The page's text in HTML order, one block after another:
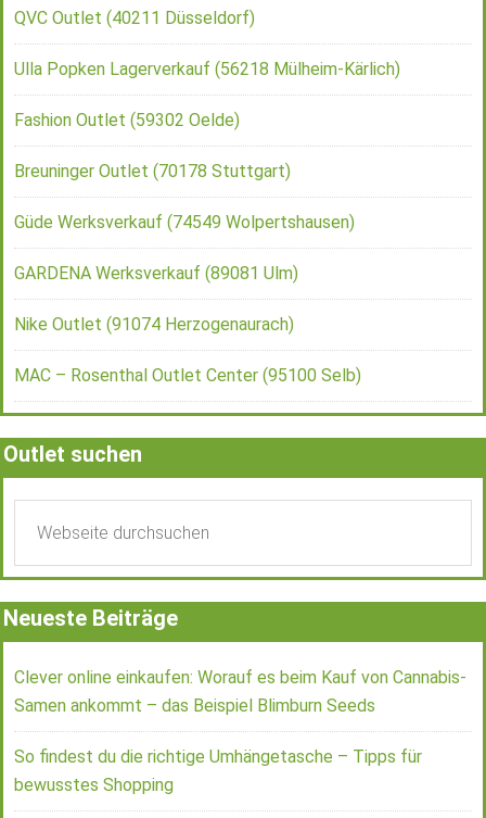
QVC Outlet (40211 Düsseldorf)
Ulla Popken Lagerverkauf (56218 Mülheim-Kärlich)
Fashion Outlet (59302 Oelde)
Breuninger Outlet (70178 Stuttgart)
Güde Werksverkauf (74549 Wolpertshausen)
GARDENA Werksverkauf (89081 Ulm)
Nike Outlet (91074 Herzogenaurach)
MAC – Rosenthal Outlet Center (95100 Selb)
Outlet suchen
Neueste Beiträge
Clever online einkaufen: Worauf es beim Kauf von Cannabis-
Samen ankommt – das Beispiel Blimburn Seeds
So findest du die richtige Umhängetasche – Tipps für
bewusstes Shopping